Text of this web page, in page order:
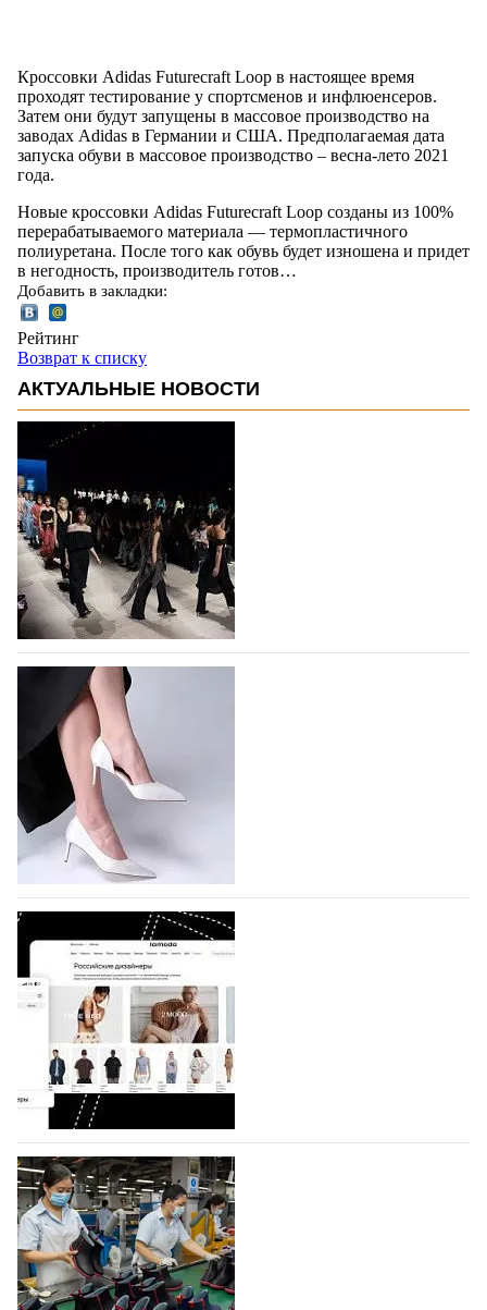
Кроссовки Adidas Futurecraft Loop в настоящее время
проходят тестирование у спортсменов и инфлюенсеров.
Затем они будут запущены в массовое производство на
заводах Adidas в Германии и США. Предполагаемая дата
запуска обуви в массовое производство – весна-лето 2021
года.
Новые кроссовки Adidas Futurecraft Loop созданы из 100%
перерабатываемого материала — термопластичного
полиуретана. После того как обувь будет изношена и придет
в негодность, производитель готов…
Добавить в закладки:
Рейтинг
Возврат к списку
АКТУАЛЬНЫЕ НОВОСТИ
На участие в Московской неделе моды
подано 1047 заявок
На участие в седьмой Московской неделе моды,
которая пройдет в российской столице с 26 сентября
по 1 октября, уже подано 1047 заявок. Примерно
половину из них (494) прислали дизайнеры,
коллекции которых не были представлены в…
07.08.2026 603
BALLINA представит свои новинки на Euro
Shoes
Компания BALLINA Guangzhou Lihuang Footwear
Co., Ltd., основанная в 2011 году и расположенная в
Гуанчжоу, столице моды Китая, является
профессиональной обувной компанией,
объединяющей разработку, производство и…
07.08.2026 459
На платформе Lamoda - новый раздел и
условия продвижения локальных
дизайнерских марок
Российский маркетплейс Lamoda решил обновить